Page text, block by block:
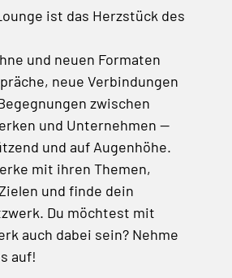
ist das Herzstück des
und neuen Formaten
neue Verbindungen
zwischen
und Unternehmen —
und auf Augenhöhe.
mit ihren Themen,
und finde dein
Du möchtest mit
auch dabei sein? Nehme
auf!